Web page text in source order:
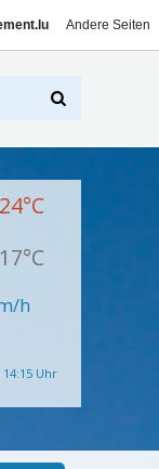
Andere Seiten
24°C
17°C
h
Uhr